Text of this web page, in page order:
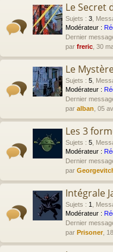
Le Secret
Sujets : 3
Modérateur :
Dernier
par freric , 30
Le
Sujets : 5
Modérateur :
Dernier
par alban , 05
Les 3
Sujets : 5
Modérateur :
Dernier
par
Intégrale
Sujets : 1
Modérateur :
Dernier
par Prisoner ,